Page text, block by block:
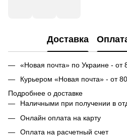
Доставка
«Новая почта» по Украине - от
Курьером «Новая почта» - от 80
Подробнее о доставке
Наличными при получении в
Онлайн оплата на карту
Оплата на расчетный счет